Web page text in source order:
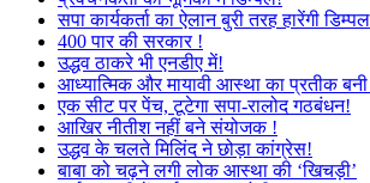
सपा कार्यकर्ता का ऐलान बुरी तरह हारेंगी
400 पार की सरकार !
उद्धव ठाकरे भी एनडीए में!
आध्यात्मिक और मायावी आस्था का प्रतीक बनी
एक सीट पर पेंच, टूटेगा सपा-रालोद गठबंधन!
आखिर नीतीश नहीं बने संयोजक !
उद्धव के चलते मिलिंद ने छोड़ा कांग्रेस!
बाबा को चढ़ने लगी लोक आस्था की ‘खिचड़ी’